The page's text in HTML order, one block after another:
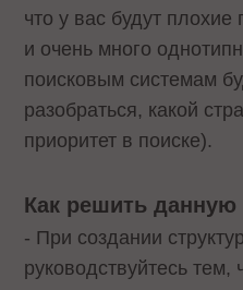
что у вас будут
и очень много
поисковым системам
разобраться, какой
приоритет в поиске).
Как решить
- При создании
руководствуйтесь